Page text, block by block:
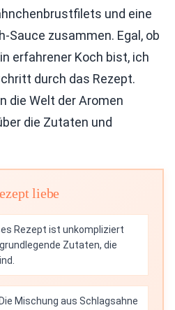
und eine
Sauce zusammen. Egal, ob
erfahrener Koch bist, ich
durch das Rezept.
die Welt der Aromen
die Zutaten und
liebe
Rezept ist unkompliziert
Zutaten, die
Die Mischung aus Schlagsahne